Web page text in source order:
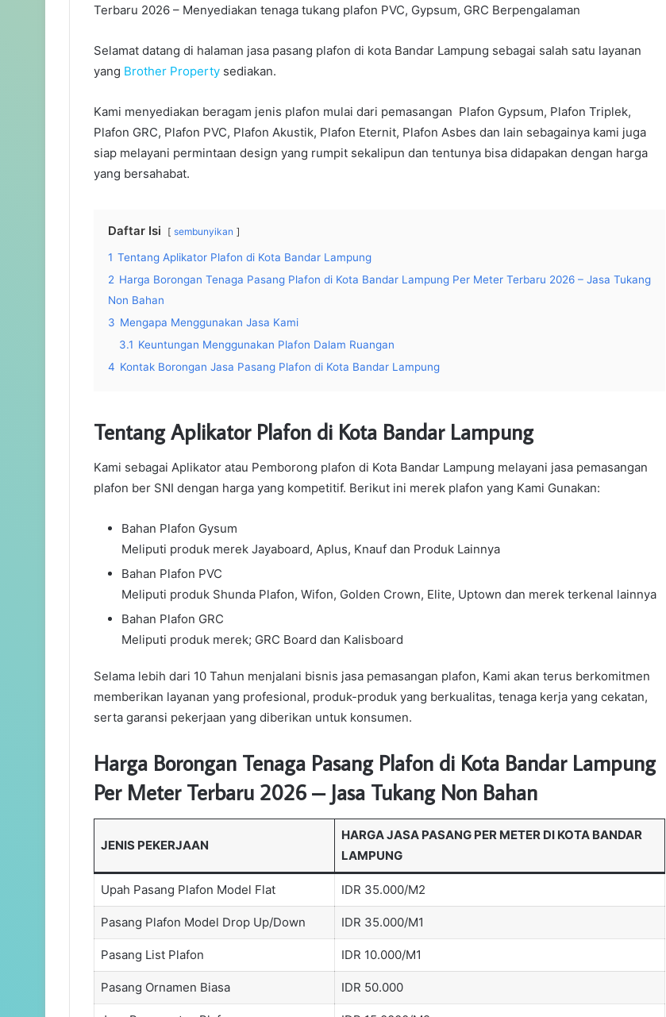
Terbaru 2026 – Menyediakan tenaga tukang plafon PVC, Gypsum, GRC Berpengalaman
Selamat datang di halaman jasa pasang plafon di kota Bandar Lampung sebagai salah satu layanan
yang Brother Property sediakan.
Kami menyediakan beragam jenis plafon mulai dari pemasangan Plafon Gypsum, Plafon Triplek,
Plafon GRC, Plafon PVC, Plafon Akustik, Plafon Eternit, Plafon Asbes dan lain sebagainya kami juga
siap melayani permintaan design yang rumpit sekalipun dan tentunya bisa didapakan dengan harga
yang bersahabat.
Daftar Isi sembunyikan
1 Tentang Aplikator Plafon di Kota Bandar Lampung
2 Harga Borongan Tenaga Pasang Plafon di Kota Bandar Lampung Per Meter Terbaru 2026 – Jasa Tukang
Non Bahan
3 Mengapa Menggunakan Jasa Kami
3.1 Keuntungan Menggunakan Plafon Dalam Ruangan
4 Kontak Borongan Jasa Pasang Plafon di Kota Bandar Lampung
Tentang Aplikator Plafon di Kota Bandar Lampung
Kami sebagai Aplikator atau Pemborong plafon di Kota Bandar Lampung melayani jasa pemasangan
plafon ber SNI dengan harga yang kompetitif. Berikut ini merek plafon yang Kami Gunakan:
Bahan Plafon Gysum
Meliputi produk merek Jayaboard, Aplus, Knauf dan Produk Lainnya
Bahan Plafon PVC
Meliputi produk Shunda Plafon, Wifon, Golden Crown, Elite, Uptown dan merek terkenal lainnya
Bahan Plafon GRC
Meliputi produk merek; GRC Board dan Kalisboard
Selama lebih dari 10 Tahun menjalani bisnis jasa pemasangan plafon, Kami akan terus berkomitmen
memberikan layanan yang profesional, produk-produk yang berkualitas, tenaga kerja yang cekatan,
serta garansi pekerjaan yang diberikan untuk konsumen.
Harga Borongan Tenaga Pasang Plafon di Kota Bandar Lampung
Per Meter Terbaru 2026 – Jasa Tukang Non Bahan
JENIS PEKERJAAN
HARGA JASA PASANG PER METER DI KOTA BANDAR
LAMPUNG
Upah Pasang Plafon Model Flat IDR 35.000/M2
Pasang Plafon Model Drop Up/Down IDR 35.000/M1
Pasang List Plafon IDR 10.000/M1
Pasang Ornamen Biasa IDR 50.000